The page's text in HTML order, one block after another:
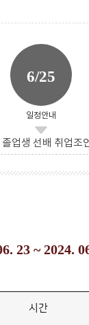
6/25
일정안내
업생 선배 취업조
23 ~ 2024.
시간